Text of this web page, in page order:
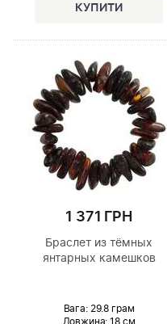
1 371 ГРН
Браслет из тёмных
янтарных камешков
Вага: 29.8 грам
Довжина: 18 см